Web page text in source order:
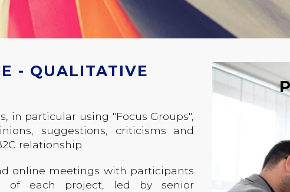
- QUALITATIVE
in particular using "Focus Groups",
suggestions, criticisms and
relationship.
online meetings with participants
of each project, led by senior